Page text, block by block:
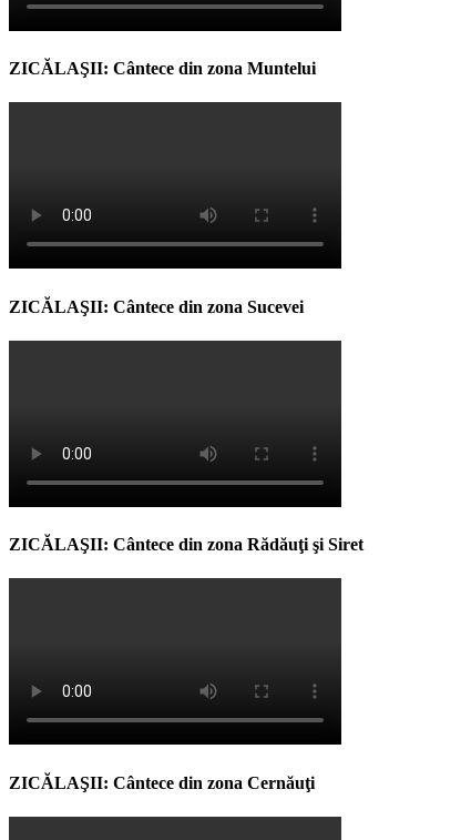
ZICĂLAŞII: Cântece din zona Muntelui
ZICĂLAŞII: Cântece din zona Sucevei
ZICĂLAŞII: Cântece din zona Rădăuţi şi Siret
ZICĂLAŞII: Cântece din zona Cernăuţi